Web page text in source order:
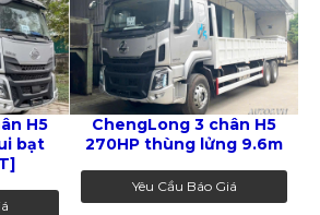
H5
bạt
ChengLong 3 chân H5
270HP thùng lửng 9.6m
Yêu Cầu Báo Giá